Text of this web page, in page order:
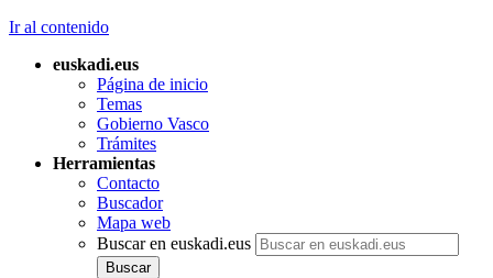
Ir al contenido
euskadi.eus
Página de inicio
Temas
Gobierno Vasco
Trámites
Herramientas
Contacto
Buscador
Mapa web
Buscar en euskadi.eus